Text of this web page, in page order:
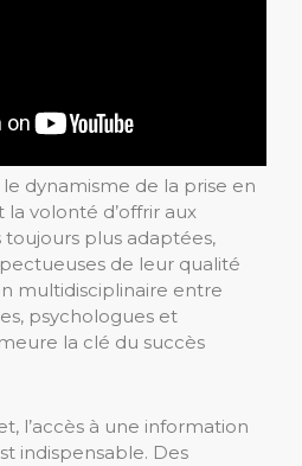
dynamisme de la prise en
volonté d’offrir aux
plus adaptées,
de leur qualité
multidisciplinaire entre
psychologues et
la clé du succès
l’accès à une information
indispensable. Des